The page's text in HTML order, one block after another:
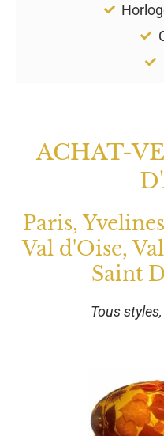
ACHAT-
Paris,
Val d'Oise,
Saint
Tous